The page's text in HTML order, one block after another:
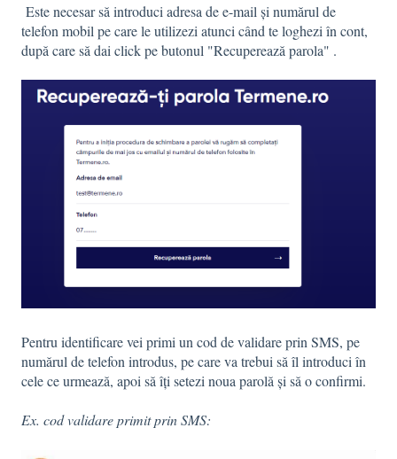
Este necesar să introduci adresa de e-mail și numărul de
telefon mobil pe care le utilizezi atunci când te loghezi în cont,
după care să dai click pe butonul "Recuperează parola" .
Pentru identificare vei primi un cod de validare prin SMS, pe
numărul de telefon introdus, pe care va trebui să îl introduci în
cele ce urmează, apoi să îţi setezi noua parolă și să o confirmi.
Ex. cod validare primit prin SMS: